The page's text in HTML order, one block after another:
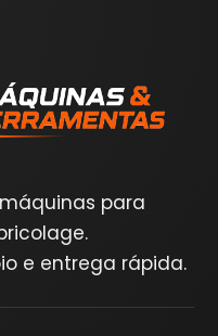
para
e entrega rápida.